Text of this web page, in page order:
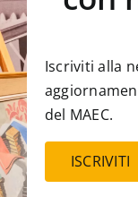
Iscriviti alla
del MAEC.
ISCRIVITI